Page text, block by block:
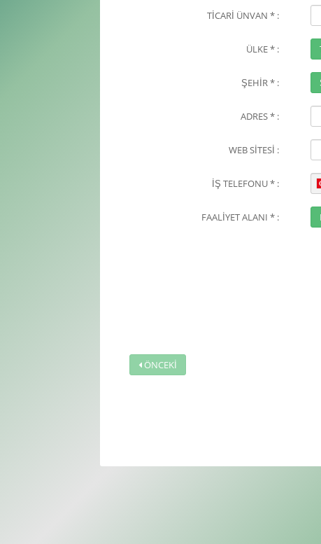
TİCARİ ÜNVAN * :
ÜLKE * :
ŞEHİR * :
ADRES * :
WEB SİTESİ :
İŞ TELEFONU * :
FAALİYET ALANI * :
ÖNCEKİ